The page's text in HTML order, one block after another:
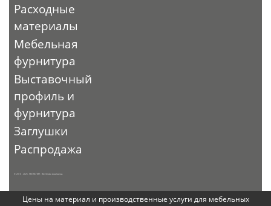
Расходные
материалы
Мебельная
фурнитура
Выставочный
профиль и
фурнитура
Заглушки
Распродажа
© 2010 - 2026. ЭКСПО-ТОРГ. Все права защищены.
Цены на материал и производственные услуги для мебельных